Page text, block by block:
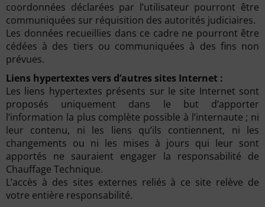
coordonnées déclarées par l’utilisateur pourront être
communiquées sur réquisition des autorités judiciaires.
Les données recueillies dans ce cadre ne pourront être
cédées à des tiers ou communiquées à des fins non
prévues.
Liens hypertextes vers d’autres sites Internet :
Les liens hypertextes présents sur le site Internet sont
proposés uniquement dans le but d’apporter
l’information la plus complète possible à l’internaute ; ni
leur contenu, ni les liens qu’ils contiennent, ni les
changements ou ni les mises à jours qui leur sont
apportés ne sauraient engager la responsabilité de
Chauffage Technique.
L’accès à des sites externes reliés à ce site relève de
votre entière responsabilité.